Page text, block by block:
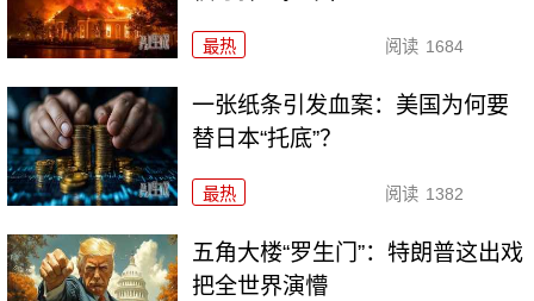
最热 阅读 1684
一张纸条引发血案：美国为何要
替日本“托底”？
最热 阅读 1382
五角大楼“罗生门”：特朗普这出戏
把全世界演懵